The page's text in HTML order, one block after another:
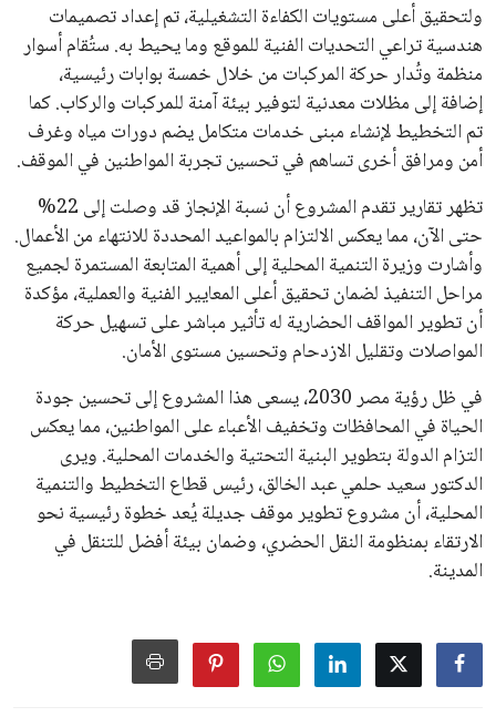
ولتحقيق أعلى مستويات الكفاءة التشغيلية، تم إعداد تصميمات
هندسية تراعي التحديات الفنية للموقع وما يحيط به. ستُقام أسوار
منظمة وتُدار حركة المركبات من خلال خمسة بوابات رئيسية،
إضافة إلى مظلات معدنية لتوفير بيئة آمنة للمركبات والركاب. كما
تم التخطيط لإنشاء مبنى خدمات متكامل يضم دورات مياه وغرف
أمن ومرافق أخرى تساهم في تحسين تجربة المواطنين في الموقف.
تظهر تقارير تقدم المشروع أن نسبة الإنجاز قد وصلت إلى 22%
حتى الآن، مما يعكس الالتزام بالمواعيد المحددة للانتهاء من الأعمال.
وأشارت وزيرة التنمية المحلية إلى أهمية المتابعة المستمرة لجميع
مراحل التنفيذ لضمان تحقيق أعلى المعايير الفنية والعملية، مؤكدة
أن تطوير المواقف الحضارية له تأثير مباشر على تسهيل حركة
المواصلات وتقليل الازدحام وتحسين مستوى الأمان.
في ظل رؤية مصر 2030، يسعى هذا المشروع إلى تحسين جودة
الحياة في المحافظات وتخفيف الأعباء على المواطنين، مما يعكس
التزام الدولة بتطوير البنية التحتية والخدمات المحلية. ويرى
الدكتور سعيد حلمي عبد الخالق، رئيس قطاع التخطيط والتنمية
المحلية، أن مشروع تطوير موقف جديلة يُعد خطوة رئيسية نحو
الارتقاء بمنظومة النقل الحضري، وضمان بيئة أفضل للتنقل في
المدينة.